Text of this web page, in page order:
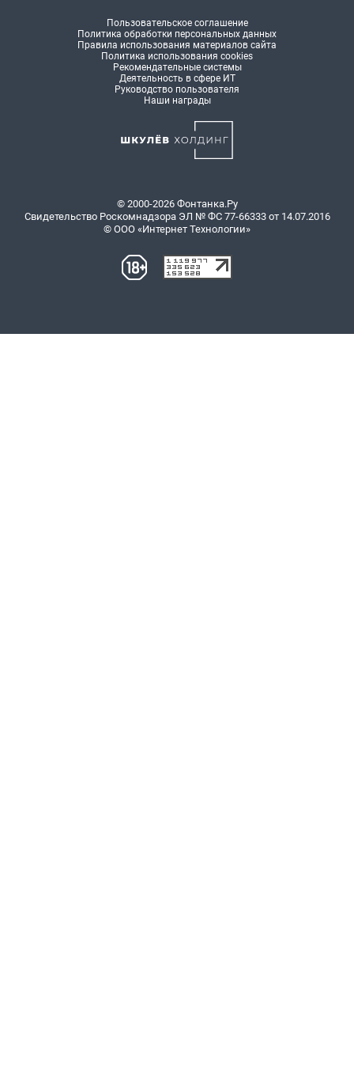
Пользовательское соглашение
Политика обработки персональных данных
Правила использования материалов сайта
Политика использования cookies
Рекомендательные системы
Деятельность в сфере ИТ
Руководство пользователя
Наши награды
© 2000-2026 Фонтанка.Ру
Свидетельство Роскомнадзора ЭЛ № ФС 77-66333 от 14.07.2016
© ООО «Интернет Технологии»